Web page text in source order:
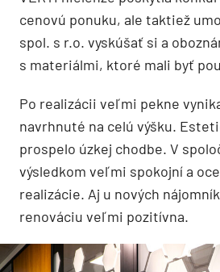
cenovú ponuku, ale taktiež
spol. s r.o. vyskúšať si a
s materiálmi, ktoré mali byť
Po realizácii veľmi pekne
navrhnuté na celú výšku.
prospelo úzkej chodbe. V
výsledkom veľmi spokojní a
realizácie. Aj u nových
renováciu veľmi pozitívna.